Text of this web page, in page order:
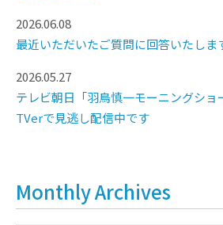
2026.06.08
最近いただいたご質問に回答いたしま
2026.05.27
テレビ朝日「羽鳥慎一モーニングショ
TVerで見逃し配信中です
Monthly Archives